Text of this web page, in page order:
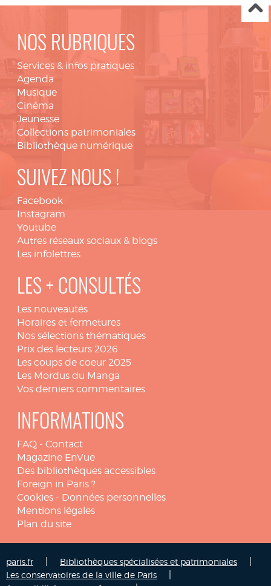
NOS RUBRIQUES
Services & infos pratiques
Agenda
Musique
Cinéma
Jeunesse
Collections patrimoniales
Bibliothèque numérique
SUIVEZ NOUS !
Facebook
Instagram
Youtube
Autres réseaux sociaux & blogs
Les infolettres
LES + CONSULTÉS
Les nouveautés
Horaires et fermetures
Nos sélections thématiques
Prix des lecteurs 2026
Les coups de coeur 2025
Les Mordus du Manga
Vos derniers commentaires
INFORMATIONS
FAQ - Contact
Magazine EnVue
Des bibliothèques accessibles
Foreign in Paris ?
Cookies - Données personnelles
Mentions légales
Plan du site
paris.fr Bibliothèques spécialisées et patrimoniales
Les conservatoires de la ville de Paris